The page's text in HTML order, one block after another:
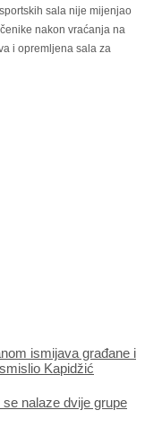
sala nije mijenjao
nakon vraćanja na
i opremljena sala za
ismijava građane i
Kapidžić
nalaze dvije grupe